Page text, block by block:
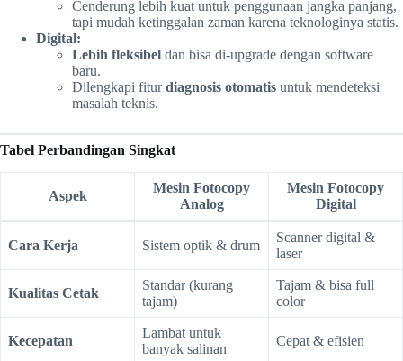
Cenderung lebih kuat untuk penggunaan jangka panjang,
tapi mudah ketinggalan zaman karena teknologinya statis.
Digital:
Lebih fleksibel dan bisa di-upgrade dengan software
baru.
Dilengkapi fiturdiagnosis otomatis untuk mendeteksi
masalah teknis.
Tabel Perbandingan Singkat
Aspek
Mesin Fotocopy
Analog
Mesin Fotocopy
Digital
Cara Kerja Sistem optik & drum
Scanner digital &
laser
Kualitas Cetak
Standar (kurang
tajam)
Tajam & bisa full
color
Kecepatan
Lambat untuk
banyak salinan
Cepat & efisien